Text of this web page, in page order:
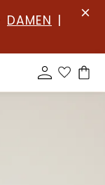
DAMEN |